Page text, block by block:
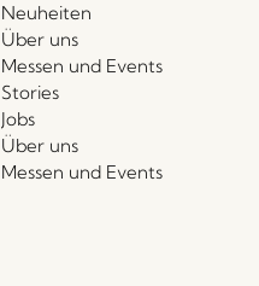
Neuheiten
Über uns
Messen und Events
Stories
Jobs
Über uns
Messen und Events